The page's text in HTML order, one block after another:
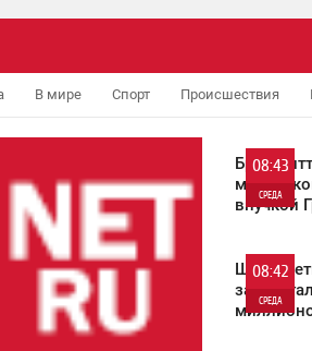
В мире Спорт Происшествия
08:43
СРЕДА
Брэд
внучкой
08:42
СРЕДА